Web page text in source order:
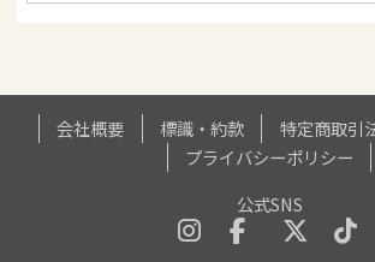
会社概要 標識・約款
特定商取引
プライバシーポリシー
公式SNS